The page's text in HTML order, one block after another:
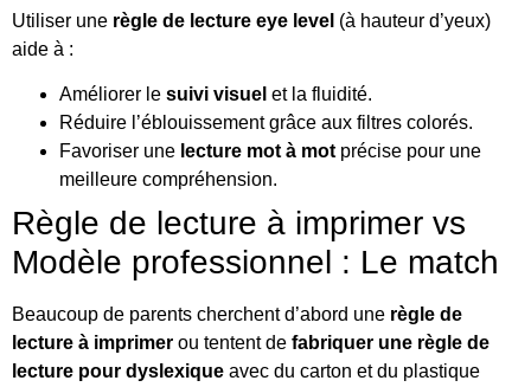
Utiliser une règle de lecture eye level (à hauteur d’yeux)
aide à :
Améliorer le suivi visuel et la fluidité.
Réduire l’éblouissement grâce aux filtres colorés.
Favoriser une lecture mot à mot précise pour une
meilleure compréhension.
Règle de lecture à imprimer vs
Modèle professionnel : Le match
Beaucoup de parents cherchent d’abord une règle de
lecture à imprimer ou tentent de fabriquer une règle de
lecture pour dyslexique avec du carton et du plastique